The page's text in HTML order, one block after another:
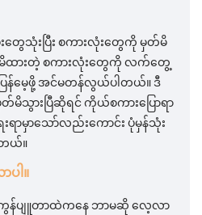
းတွေသုံးပြီး စကားလုံးတွေကို မှတ်မိ
မိထားတဲ့ စကားလုံးတွေကို လက်တွေ့
န်မေ့ဖို့ အင်မတန်လွယ်ပါတယ်။ ဒီ
သွားပြီဆိုရင် ကိုယ်စကားပြောရာ
ရာမှာသော်လည်းကောင်း ပုံမှန်သုံး
တယ်။
ါ။
ကွန်ပျူတာထဲကနေ ဘာမဆို လေ့လာ